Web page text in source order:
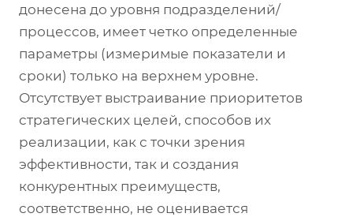
донесена до уровня подразделений/
процессов, имеет четко определенные
параметры (измеримые показатели и
сроки) только на верхнем уровне.
Отсутствует выстраивание приоритетов
стратегических целей, способов их
реализации, как с точки зрения
эффективности, так и создания
конкурентных преимуществ,
соответственно, не оценивается